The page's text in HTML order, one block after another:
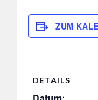
ZUM
DETAILS